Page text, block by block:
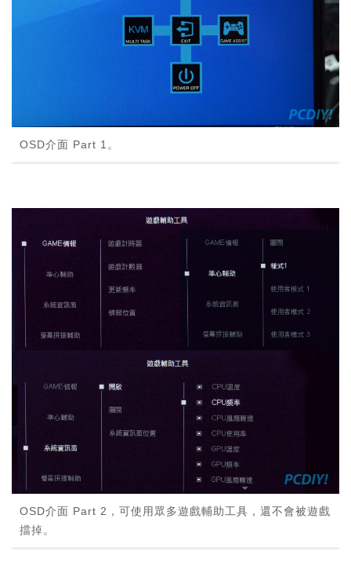
OSD介面 Part 1。
OSD介面 Part 2，可使用眾多遊戲輔助工具，還不會被遊戲
擋掉。